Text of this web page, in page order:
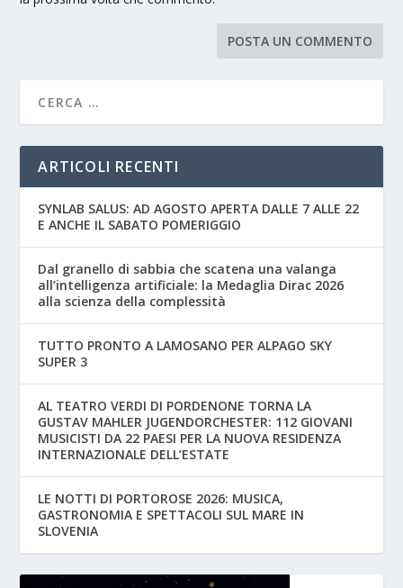
ARTICOLI RECENTI
SYNLAB SALUS: AD AGOSTO APERTA DALLE 7 ALLE 22
E ANCHE IL SABATO POMERIGGIO
Dal granello di sabbia che scatena una valanga
all’intelligenza artificiale: la Medaglia Dirac 2026
alla scienza della complessità
TUTTO PRONTO A LAMOSANO PER ALPAGO SKY
SUPER 3
AL TEATRO VERDI DI PORDENONE TORNA LA
GUSTAV MAHLER JUGENDORCHESTER: 112 GIOVANI
MUSICISTI DA 22 PAESI PER LA NUOVA RESIDENZA
INTERNAZIONALE DELL’ESTATE
LE NOTTI DI PORTOROSE 2026: MUSICA,
GASTRONOMIA E SPETTACOLI SUL MARE IN
SLOVENIA